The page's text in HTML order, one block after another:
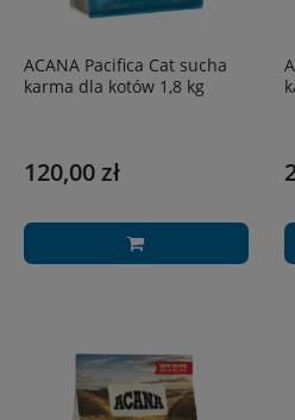
ACANA Pacifica Cat sucha
karma dla kotów 1,8 kg
120,00 zł